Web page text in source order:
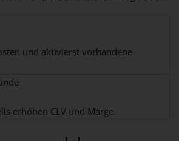
und aktivierst vorhandene
erhöhen CLV und Marge.